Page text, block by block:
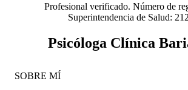
Profesional verificado. Número de
Superintendencia de Salud:
Psicóloga Clínica
SOBRE MÍ